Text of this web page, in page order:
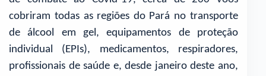
cobriram todas as regiões do Pará no transporte
de álcool em gel, equipamentos de proteção
individual (EPIs), medicamentos, respiradores,
profissionais de saúde e, desde janeiro deste ano,